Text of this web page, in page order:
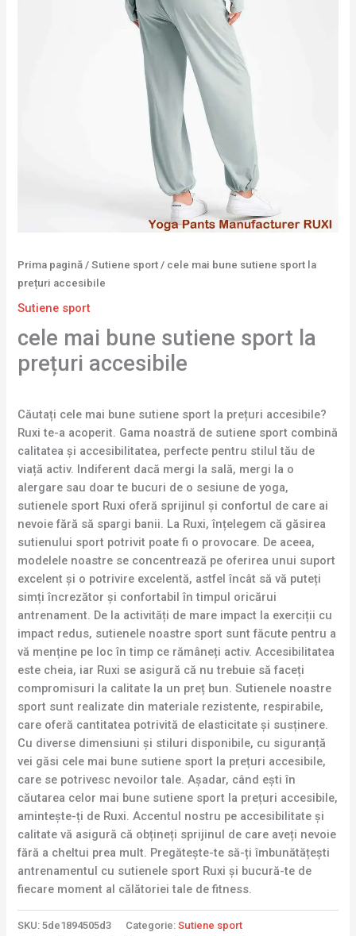
Prima pagină /Sutiene sport / cele mai bune sutiene sport la
prețuri accesibile
Sutiene sport
cele mai bune sutiene sport la
prețuri accesibile
Căutați cele mai bune sutiene sport la prețuri accesibile?
Ruxi te-a acoperit. Gama noastră de sutiene sport combină
calitatea și accesibilitatea, perfecte pentru stilul tău de
viață activ. Indiferent dacă mergi la sală, mergi la o
alergare sau doar te bucuri de o sesiune de yoga,
sutienele sport Ruxi oferă sprijinul și confortul de care ai
nevoie fără să spargi banii. La Ruxi, înțelegem că găsirea
sutienului sport potrivit poate fi o provocare. De aceea,
modelele noastre se concentrează pe oferirea unui suport
excelent și o potrivire excelentă, astfel încât să vă puteți
simți încrezător și confortabil în timpul oricărui
antrenament. De la activități de mare impact la exerciții cu
impact redus, sutienele noastre sport sunt făcute pentru a
vă menține pe loc în timp ce rămâneți activ. Accesibilitatea
este cheia, iar Ruxi se asigură că nu trebuie să faceți
compromisuri la calitate la un preț bun. Sutienele noastre
sport sunt realizate din materiale rezistente, respirabile,
care oferă cantitatea potrivită de elasticitate și susținere.
Cu diverse dimensiuni și stiluri disponibile, cu siguranță
vei găsi cele mai bune sutiene sport la prețuri accesibile,
care se potrivesc nevoilor tale. Așadar, când ești în
căutarea celor mai bune sutiene sport la prețuri accesibile,
amintește-ți de Ruxi. Accentul nostru pe accesibilitate și
calitate vă asigură că obțineți sprijinul de care aveți nevoie
fără a cheltui prea mult. Pregătește-te să-ți îmbunătățești
antrenamentul cu sutienele sport Ruxi și bucură-te de
fiecare moment al călătoriei tale de fitness.
SKU:5de1894505d3 Categorie:Sutiene sport